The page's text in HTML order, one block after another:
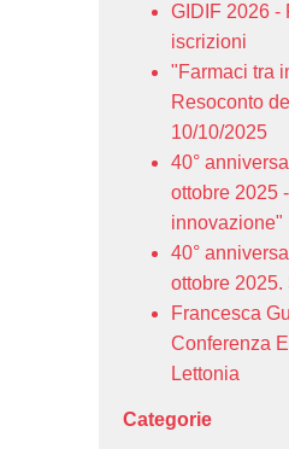
GIDIF 2026 -
iscrizioni
"Farmaci tra
Resoconto
10/10/2025
40°
ottobre 2025
innovazione"
40°
ottobre 2025.
Francesca
Conferenza
Lettonia
Categorie